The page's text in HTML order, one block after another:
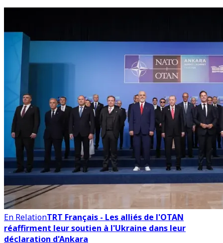
En RelationTRT Français - Les alliés de l'OTAN
réaffirment leur soutien à l'Ukraine dans leur
déclaration d'Ankara